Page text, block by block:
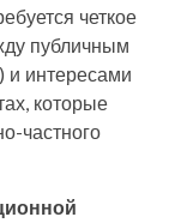
четкое
публичным
и интересами
которые
частного